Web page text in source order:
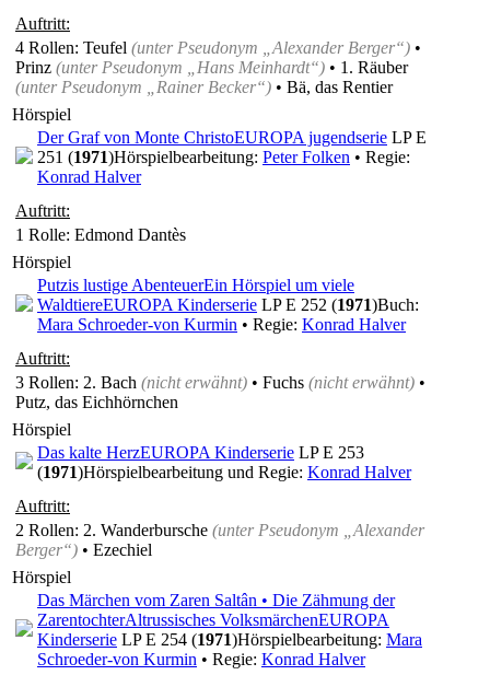
Auftritt:
4 Rollen: Teufel (unter Pseudonym „Alexander Berger“) •
Prinz (unter Pseudonym „Hans Meinhardt“) • 1. Räuber
(unter Pseudonym
„Rainer Becker“) • Bä, das Rentier
Hörspiel
Der Graf von Monte ChristoEUROPA jugendserie LP E
251 (1971)Hörspielbearbeitung: Peter Folken • Regie:
Konrad Halver
Auftritt:
1 Rolle: Edmond Dantès
Hörspiel
Putzis lustige AbenteuerEin Hörspiel um viele
WaldtiereEUROPA Kinderserie LP E 252 (1971)Buch:
Mara Schroeder-von Kurmin • Regie: Konrad Halver
Auftritt:
3 Rollen: 2. Bach (nicht erwähnt) • Fuchs (nicht erwähnt) •
Putz, das Eichhörnchen
Hörspiel
Das kalte HerzEUROPA Kinderserie LP E 253
(1971)Hörspielbearbeitung und Regie: Konrad Halver
Auftritt:
2 Rollen: 2. Wanderbursche (unter Pseudonym
„Alexander
Berger“) • Ezechiel
Hörspiel
Das Märchen vom Zaren Saltân • Die Zähmung der
ZarentochterAltrussisches VolksmärchenEUROPA
Kinderserie LP E 254 (1971)Hörspielbearbeitung: Mara
Schroeder-von Kurmin • Regie: Konrad Halver